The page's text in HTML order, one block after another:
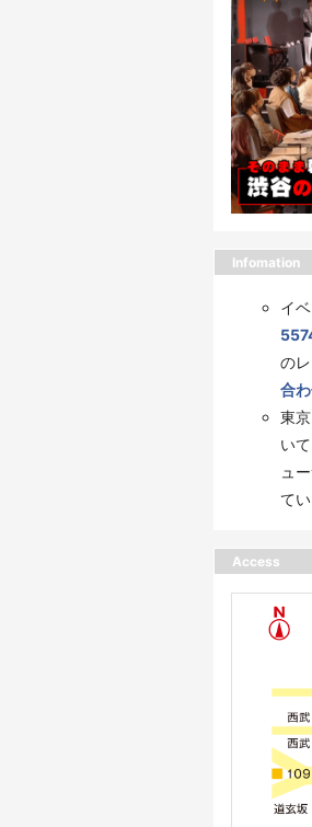
Infomation
イ
の
合
東
い
ュ
てい
Access